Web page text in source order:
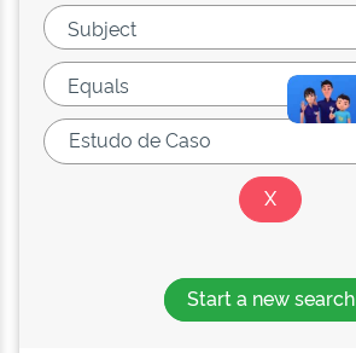
Start a new search